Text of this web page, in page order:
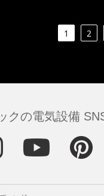
1 2
クの電気設備